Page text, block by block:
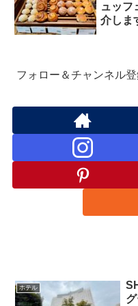
ュッフ
介しま
フォロー＆チャンネル
ホテル